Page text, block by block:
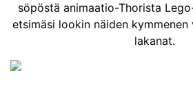
söpöstä animaatio-Thorista
etsimäsi lookin näiden
lakanat.